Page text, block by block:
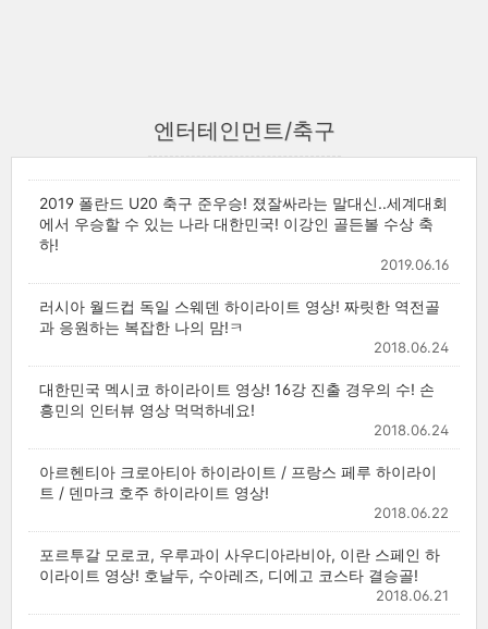
엔터테인먼트/축구
2019 폴란드 U20 축구 준우승! 졌잘싸라는 말대신..세계대회
에서 우승할 수 있는 나라 대한민국! 이강인 골든볼 수상 축
하!
2019.06.16
러시아 월드컵 독일 스웨덴 하이라이트 영상! 짜릿한 역전골
과 응원하는 복잡한 나의 맘!ㅋ
2018.06.24
대한민국 멕시코 하이라이트 영상! 16강 진출 경우의 수! 손
흥민의 인터뷰 영상 먹먹하네요!
2018.06.24
아르헨티아 크로아티아 하이라이트 / 프랑스 페루 하이라이
트 / 덴마크 호주 하이라이트 영상!
2018.06.22
포르투갈 모로코, 우루과이 사우디아라비아, 이란 스페인 하
이라이트 영상! 호날두, 수아레즈, 디에고 코스타 결승골!
2018.06.21